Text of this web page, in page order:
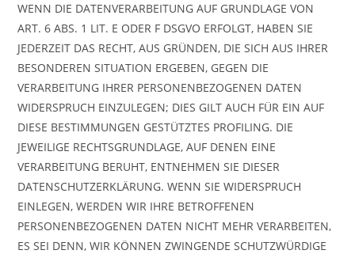
WENN DIE DATENVERARBEITUNG AUF GRUNDLAGE VON
ART. 6 ABS. 1 LIT. E ODER F DSGVO ERFOLGT, HABEN SIE
JEDERZEIT DAS RECHT, AUS GRÜNDEN, DIE SICH AUS IHRER
BESONDEREN SITUATION ERGEBEN, GEGEN DIE
VERARBEITUNG IHRER PERSONENBEZOGENEN DATEN
WIDERSPRUCH EINZULEGEN; DIES GILT AUCH FÜR EIN AUF
DIESE BESTIMMUNGEN GESTÜTZTES PROFILING. DIE
JEWEILIGE RECHTSGRUNDLAGE, AUF DENEN EINE
VERARBEITUNG BERUHT, ENTNEHMEN SIE DIESER
DATENSCHUTZERKLÄRUNG. WENN SIE WIDERSPRUCH
EINLEGEN, WERDEN WIR IHRE BETROFFENEN
PERSONENBEZOGENEN DATEN NICHT MEHR VERARBEITEN,
ES SEI DENN, WIR KÖNNEN ZWINGENDE SCHUTZWÜRDIGE